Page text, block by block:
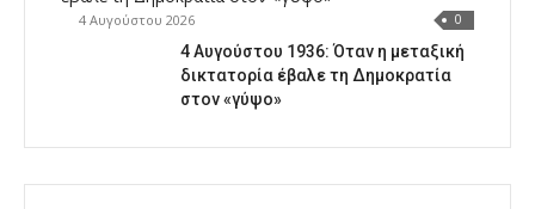
4 Αυγούστου 2026 0
4 Αυγούστου 1936: Όταν η μεταξική
δικτατορία έβαλε τη Δημοκρατία
στον «γύψο»